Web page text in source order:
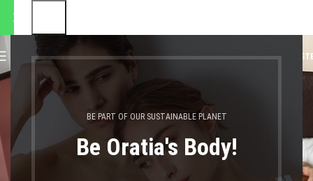
BE PART OF OUR SUSTAINABLE PLANET
Be Oratia's Body!
MENU 0,00€ LOGIN /
ανοιχτό
θα